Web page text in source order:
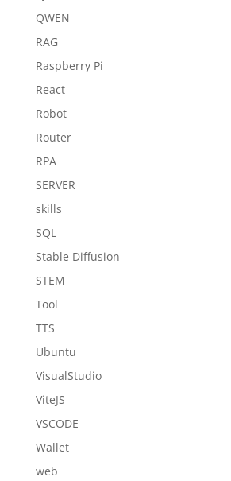
QWEN
RAG
Raspberry Pi
React
Robot
Router
RPA
SERVER
skills
SQL
Stable Diffusion
STEM
Tool
TTS
Ubuntu
VisualStudio
ViteJS
VSCODE
Wallet
web